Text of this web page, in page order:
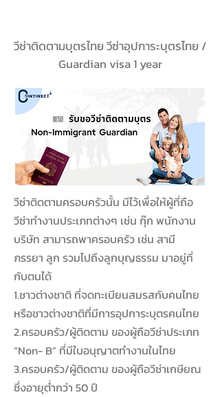
วีซ่าติดตามบุตรไทย วีซ่าอุปการะบุตรไทย /
Guardian visa 1 year
วีซ่าติดตามครอบครัวนั้น มีไว้เพื่อให้ผู้ที่ถือ
วีซ่าทำงานประเภทต่างๆ เช่น กุ๊ก พนักงาน
บริษัท สามารถพาครอบครัว เช่น สามี
ภรรยา ลูก รวมไปถึงลูกบุญธรรม มาอยู่ที่
กับตนได้
1.ชาวต่างชาติ ที่จดทะเบียนสมรสกับคนไทย
หรือชาวต่างชาติที่มีการอุปการะบุตรคนไทย
2.ครอบครัว/ผู้ติดตาม ของผู้ถือวีซ่าประเภท
“Non- B” ที่มีใบอนุญาตทำงานในไทย
3.ครอบครัว/ผู้ติดตาม ของผู้ถือวีซ่าเกษียณ
ซึ่งอายุต่ำกว่า 50 ปี